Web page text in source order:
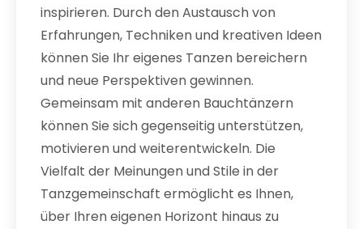
inspirieren. Durch den Austausch von
Erfahrungen, Techniken und kreativen Ideen
können Sie Ihr eigenes Tanzen bereichern
und neue Perspektiven gewinnen.
Gemeinsam mit anderen Bauchtänzern
können Sie sich gegenseitig unterstützen,
motivieren und weiterentwickeln. Die
Vielfalt der Meinungen und Stile in der
Tanzgemeinschaft ermöglicht es Ihnen,
über Ihren eigenen Horizont hinaus zu